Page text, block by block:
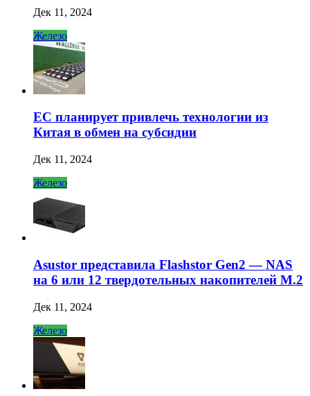
Дек 11, 2024
Железо
ЕС планирует привлечь технологии из
Китая в обмен на субсидии
Дек 11, 2024
Железо
Asustor представила Flashstor Gen2 — NAS
на 6 или 12 твердотельных накопителей M.2
Дек 11, 2024
Железо